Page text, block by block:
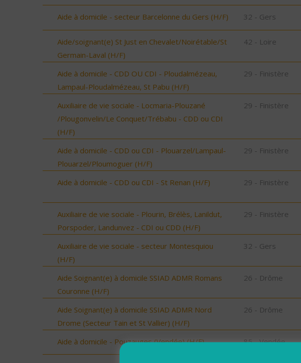
Aide à domicile - secteur Barcelonne du Gers (H/F) 32 - Gers
Aide/soignant(e) St Just en Chevalet/Noirétable/St
Germain-Laval (H/F)
42 - Loire
Aide à domicile - CDD OU CDI - Ploudalmézeau,
Lampaul-Ploudalmézeau, St Pabu (H/F)
29 - Finistère
Auxiliaire de vie sociale - Locmaria-Plouzané
/Plougonvelin/Le Conquet/Trébabu - CDD ou CDI
(H/F)
29 - Finistère
Aide à domicile - CDD ou CDI - Plouarzel/Lampaul-
Plouarzel/Ploumoguer (H/F)
29 - Finistère
Aide à domicile - CDD ou CDI - St Renan (H/F) 29 - Finistère
Auxiliaire de vie sociale - Plourin, Brélès, Lanildut,
Porspoder, Landunvez - CDI ou CDD (H/F)
29 - Finistère
Auxiliaire de vie sociale - secteur Montesquiou
(H/F)
32 - Gers
Aide Soignant(e) à domicile SSIAD ADMR Romans
Couronne (H/F)
26 - Drôme
Aide Soignant(e) à domicile SSIAD ADMR Nord
Drome (Secteur Tain et St Vallier) (H/F)
26 - Drôme
Aide à domicile - Pouzauges (Vendée) (H/F) 85 - Vendée